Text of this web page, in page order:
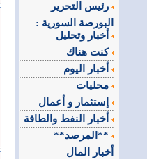
البورصة السورية :
كنت هناك
**المرصد**
أخبار المال